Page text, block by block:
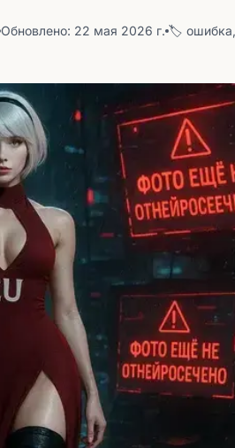
Обновлено: 22 мая 2026 г. 🏷️ ошибка,